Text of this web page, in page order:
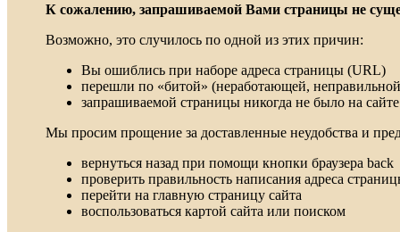
К сожалению, запрашиваемой Вами страницы не
Возможно, это случилось по одной из этих причин:
Вы ошиблись при наборе адреса страницы (URL)
перешли по «битой» (неработающей,
запрашиваемой страницы никогда не было на
Мы просим прощение за доставленные неудобства и
вернуться назад при помощи кнопки браузера back
проверить правильность написания адреса
перейти на главную страницу сайта
воспользоваться картой сайта или поиском